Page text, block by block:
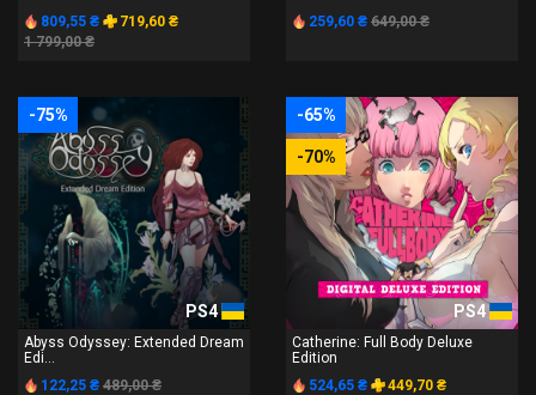
809,55 ₴
719,60 ₴
1 799,00 ₴
259,60 ₴ 649,00 ₴
-75%
PS4
Abyss Odyssey: Extended Dream
Edi...
122,25 ₴ 489,00 ₴
-65%
-70%
PS4
Catherine: Full Body Deluxe
Edition
524,65 ₴
449,70 ₴